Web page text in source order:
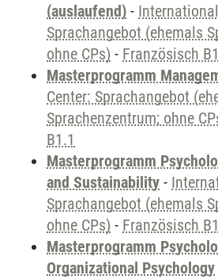
(auslaufend) -
Sprachangebot (ehemals
ohne CPs) - Französisch
Masterprogramm
Center: Sprachangebot
Sprachenzentrum; ohne
B1.1
Masterprogramm
and Sustainability -
Sprachangebot (ehemals
ohne CPs) - Französisch
Masterprogramm
Organizational Psychology